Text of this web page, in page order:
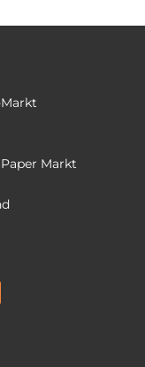
Markt